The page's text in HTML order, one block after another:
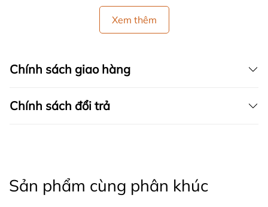
Xem thêm
Chính sách giao hàng
Chính sách đổi trả
Sản phẩm cùng phân khúc